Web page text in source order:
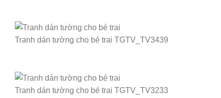
Tranh dán tường cho bé trai TGTV_TV3439
Tranh dán tường cho bé trai TGTV_TV3233